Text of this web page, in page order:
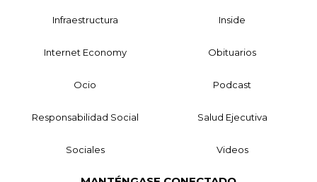
Infraestructura Inside
Internet Economy Obituarios
Ocio Podcast
Responsabilidad Social Salud Ejecutiva
Sociales Videos